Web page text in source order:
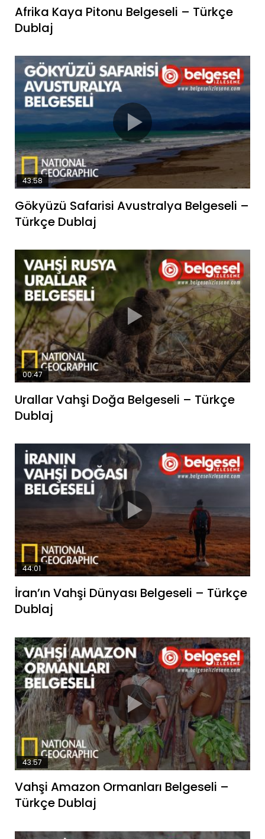
Afrika Kaya Pitonu Belgeseli – Türkçe
Dublaj
43:58
Gökyüzü Safarisi Avustralya Belgeseli –
Türkçe Dublaj
00:47
Urallar Vahşi Doğa Belgeseli – Türkçe
Dublaj
44:01
İran’ın Vahşi Dünyası Belgeseli – Türkçe
Dublaj
43:57
Vahşi Amazon Ormanları Belgeseli –
Türkçe Dublaj